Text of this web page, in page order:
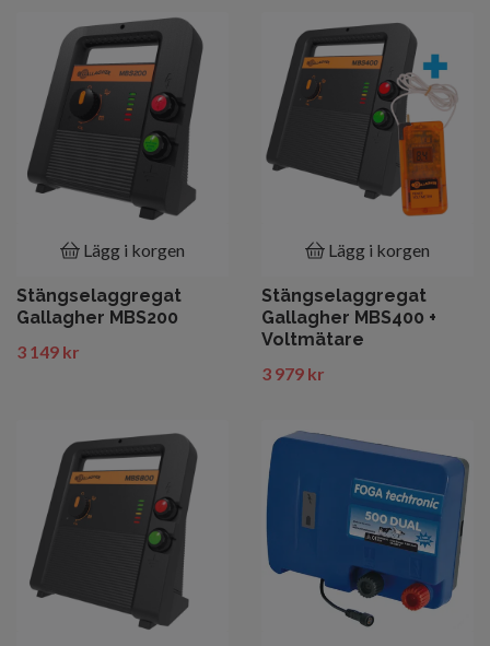
Lägg i korgen
Stängselaggregat
Gallagher MBS200
3 149 kr
Lägg i korgen
Stängselaggregat
Gallagher MBS400 +
Voltmätare
3 979 kr